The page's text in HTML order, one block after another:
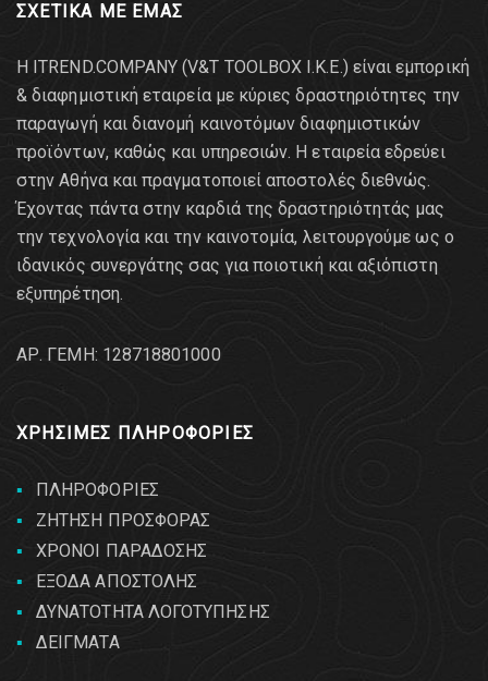
ΣΧΕΤΙΚΑ ΜΕ ΕΜΑΣ
Η ITREND.COMPANY (V&T TOOLBOX Ι.Κ.Ε.) είναι εμπορική
& διαφημιστική εταιρεία με κύριες δραστηριότητες την
παραγωγή και διανομή καινοτόμων διαφημιστικών
προϊόντων, καθώς και υπηρεσιών. Η εταιρεία εδρεύει
στην Αθήνα και πραγματοποιεί αποστολές διεθνώς.
Έχοντας πάντα στην καρδιά της δραστηριότητάς μας
την τεχνολογία και την καινοτομία, λειτουργούμε ως ο
ιδανικός συνεργάτης σας για ποιοτική και αξιόπιστη
εξυπηρέτηση.
AΡ. ΓΕΜΗ: 128718801000
ΧΡΗΣΙΜΕΣ ΠΛΗΡΟΦΟΡΙΕΣ
ΠΛΗΡΟΦΟΡΙΕΣ
ΖΗΤΗΣΗ ΠΡΟΣΦΟΡΑΣ
ΧΡΟΝΟΙ ΠΑΡΑΔΟΣΗΣ
ΕΞΟΔΑ ΑΠΟΣΤΟΛΗΣ
ΔΥΝΑΤΟΤΗΤΑ ΛΟΓΟΤΥΠΗΣΗΣ
ΔΕΙΓΜΑΤΑ